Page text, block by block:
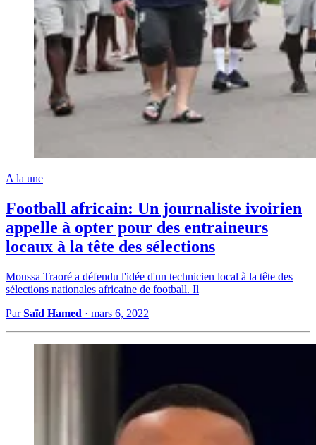
A la une
Football africain: Un journaliste ivoirien
appelle à opter pour des entraineurs
locaux à la tête des sélections
Moussa Traoré a défendu l'idée d'un technicien local à la tête des
sélections nationales africaine de football. Il
ParSaïd Hamed · mars 6, 2022